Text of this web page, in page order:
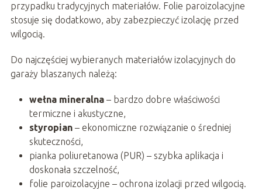
przypadku tradycyjnych materiałów. Folie paroizolacyjne
stosuje się dodatkowo, aby zabezpieczyć izolację przed
wilgocią.
Do najczęściej wybieranych materiałów izolacyjnych do
garaży blaszanych należą:
wełna mineralna– bardzo dobre właściwości
termiczne i akustyczne,
styropian– ekonomiczne rozwiązanie o średniej
skuteczności,
pianka poliuretanowa (PUR) – szybka aplikacja i
doskonała szczelność,
folie paroizolacyjne – ochrona izolacji przed wilgocią.